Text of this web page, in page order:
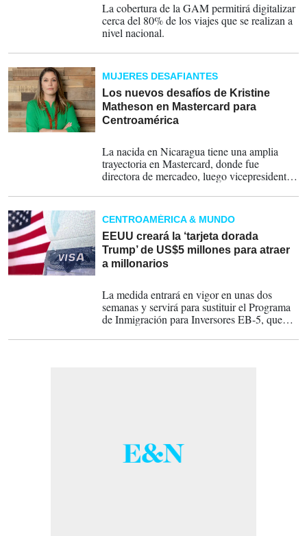
La cobertura de la GAM permitirá digitalizar
cerca del 80% de los viajes que se realizan a
nivel nacional.
MUJERES DESAFIANTES
Los nuevos desafíos de Kristine
Matheson en Mastercard para
Centroamérica
La nacida en Nicaragua tiene una amplia
trayectoria en Mastercard, donde fue
directora de mercadeo, luego vicepresidenta
Centroamérica y country Manager para
Costa Rica, Panamá y Nicaragua.
CENTROAMÉRICA & MUNDO
EEUU creará la ‘tarjeta dorada
Trump’ de US$5 millones para atraer
a millonarios
La medida entrará en vigor en unas dos
semanas y servirá para sustituir el Programa
de Inmigración para Inversores EB-5, que
hijos menores de 21 años, obtener la